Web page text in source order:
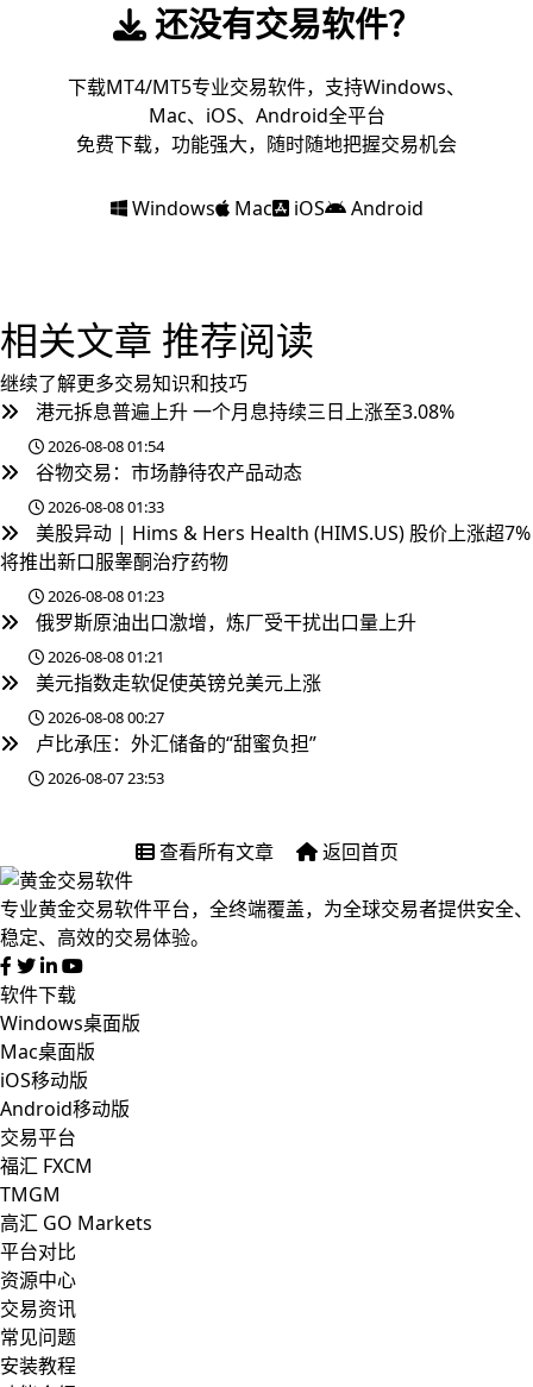
还没有交易软件？
下载MT4/MT5专业交易软件，支持Windows、
Mac、iOS、Android全平台
免费下载，功能强大，随时随地把握交易机会
Windows Mac iOS Android
相关文章 推荐阅读
继续了解更多交易知识和技巧
港元拆息普遍上升 一个月息持续三日上涨至3.08%
2026-08-08 01:54
谷物交易：市场静待农产品动态
2026-08-08 01:33
美股异动 | Hims & Hers Health (HIMS.US) 股价上涨超7%
将推出新口服睾酮治疗药物
2026-08-08 01:23
俄罗斯原油出口激增，炼厂受干扰出口量上升
2026-08-08 01:21
美元指数走软促使英镑兑美元上涨
2026-08-08 00:27
卢比承压：外汇储备的“甜蜜负担”
2026-08-07 23:53
查看所有文章 返回首页
专业黄金交易软件平台，全终端覆盖，为全球交易者提供安全、
稳定、高效的交易体验。
软件下载
Windows桌面版
Mac桌面版
iOS移动版
Android移动版
交易平台
福汇 FXCM
TMGM
高汇 GO Markets
平台对比
资源中心
交易资讯
常见问题
安装教程